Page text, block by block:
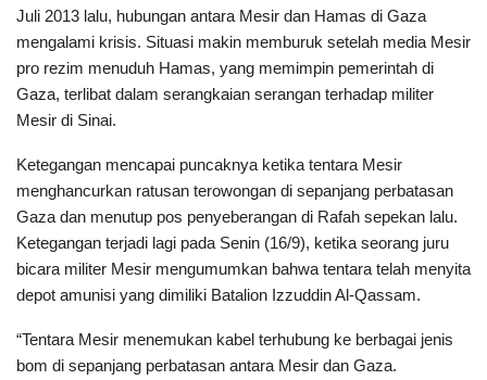
Juli 2013 lalu, hubungan antara Mesir dan Hamas di Gaza
mengalami krisis. Situasi makin memburuk setelah media Mesir
pro rezim menuduh Hamas, yang memimpin pemerintah di
Gaza, terlibat dalam serangkaian serangan terhadap militer
Mesir di Sinai.
Ketegangan mencapai puncaknya ketika tentara Mesir
menghancurkan ratusan terowongan di sepanjang perbatasan
Gaza dan menutup pos penyeberangan di Rafah sepekan lalu.
Ketegangan terjadi lagi pada Senin (16/9), ketika seorang juru
bicara militer Mesir mengumumkan bahwa tentara telah menyita
depot amunisi yang dimiliki Batalion Izzuddin Al-Qassam.
“Tentara Mesir menemukan kabel terhubung ke berbagai jenis
bom di sepanjang perbatasan antara Mesir dan Gaza.